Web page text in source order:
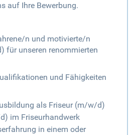
auf Ihre Bewerbung.
n und motivierte/n
für unseren renommierten
und Fähigkeiten
als Friseur (m/w/d)
im Friseurhandwerk
in einem oder